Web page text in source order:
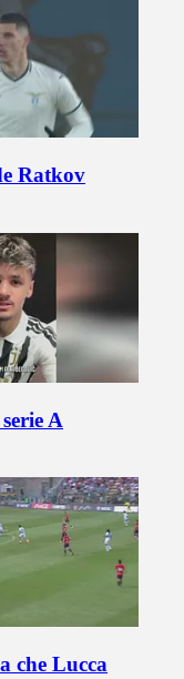
Ratkov
A
che Lucca